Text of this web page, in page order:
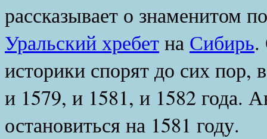
рассказывает о знаменитом
Уральский хребетна Сибирь.
историки спорят до сих пор,
и 1579, и 1581, и 1582 года.
остановиться на 1581 году.